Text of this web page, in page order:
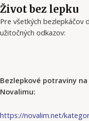
Život bez lepku
Pre všetkých
užitočných odkazov:
Bezlepkové potraviny
Novalimu:
https://novalim.net/